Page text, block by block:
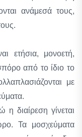
ανάμεσά τους,
ετήσια, μονοετή,
από το ίδιο το
με
η διαίρεση γίνεται
Τα μοσχεύματα